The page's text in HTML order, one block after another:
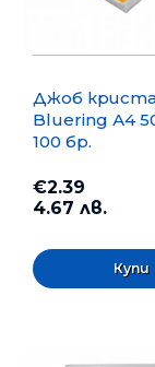
Джоб
Bluering А4
100 бр.
€2.39
4.67 лв.